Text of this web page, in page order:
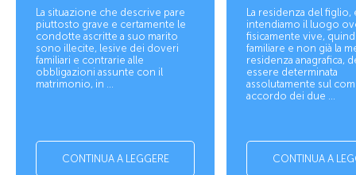
La situazione che descrive pare
piuttosto grave e certamente le
condotte ascritte a suo marito
sono illecite, lesive dei doveri
familiari e contrarie alle
obbligazioni assunte con il
matrimonio, in ...
CONTINUA A LEGGERE
La residenza del figlio,
intendiamo il luogo
fisicamente vive,
familiare e non già la
residenza anagrafica,
essere determinata
assolutamente sul
accordo dei due ...
CONTINUA A